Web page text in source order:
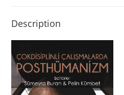
Description